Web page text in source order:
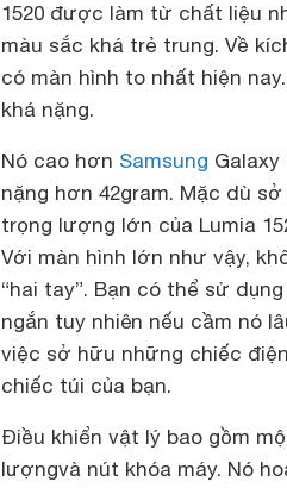
1520 được làm từ chất liệu
màu sắc khá trẻ trung. Về
có màn hình to nhất hiện
khá nặng.
Nó cao hơn Samsung Galaxy
nặng hơn 42gram. Mặc dù
trọng lượng lớn của Lumia
Với màn hình lớn như vậy,
“hai tay”. Bạn có thể sử
ngắn tuy nhiên nếu cầm nó
việc sở hữu những chiếc
chiếc túi của bạn.
Điều khiển vật lý bao gồm
lượngvà nút khóa máy. Nó